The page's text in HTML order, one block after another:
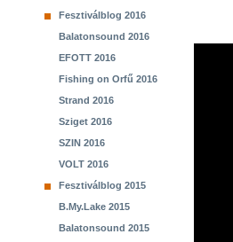
Fesztiválblog 2016
Balatonsound 2016
EFOTT 2016
Fishing on Orfű 2016
Strand 2016
Sziget 2016
SZIN 2016
VOLT 2016
Fesztiválblog 2015
B.My.Lake 2015
Balatonsound 2015